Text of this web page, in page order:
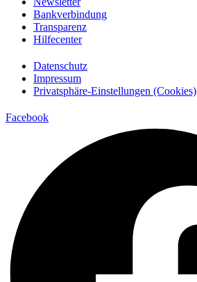
Bankverbindung
Transparenz
Hilfecenter
Datenschutz
Impressum
Privatsphäre-Einstellungen (Cookies)
Facebook